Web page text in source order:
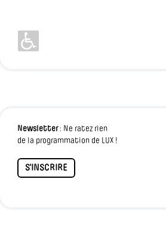
Newsletter: Ne ratez rien
de la programmation de LUX !
S'INSCRIRE